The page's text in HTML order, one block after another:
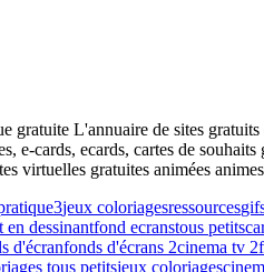
gratuite L'annuaire de sites
e-cards, ecards, cartes de
virtuelles gratuites animées animes
jeux coloriagesressources
en dessinantfond ecranstous petits
d'écranfonds d'écrans 2cinema tv 2
tous petitsjeux coloriages